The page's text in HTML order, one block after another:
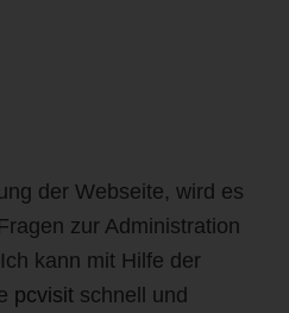
der Webseite, wird es
zur Administration
kann mit Hilfe der
pcvisitschnell und